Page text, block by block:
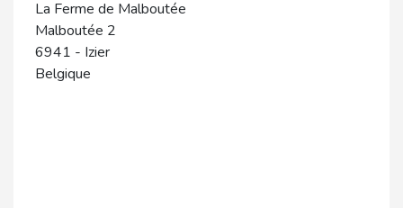
La Ferme de Malboutée
Malboutée 2
6941 - Izier
Belgique